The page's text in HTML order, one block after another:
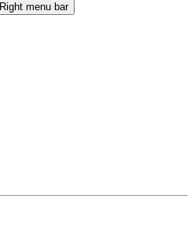
Right menu bar